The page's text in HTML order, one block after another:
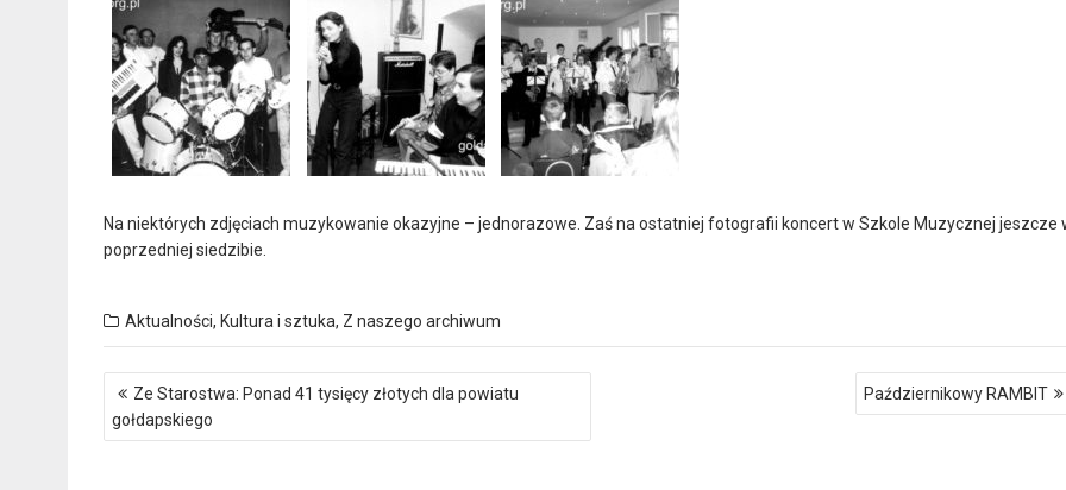
Na niektórych zdjęciach muzykowanie okazyjne – jednorazowe. Zaś na ostatniej fotografii koncert w Szkole Muzycznej jeszcze
poprzedniej siedzibie.
Aktualności, Kultura i sztuka, Z naszego archiwum
Nawigacja
wpisu
Ze Starostwa: Ponad 41 tysięcy złotych dla powiatu
gołdapskiego
Październikowy RAMBIT